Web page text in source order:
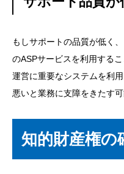
もしサポートの品質が低く
のASPサービスを利用する
運営に重要なシステムを利
悪いと業務に支障をきたす可
知的財産権の